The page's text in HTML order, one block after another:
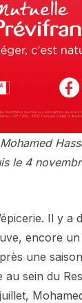
le 4
Il y a
encore
une
sein du